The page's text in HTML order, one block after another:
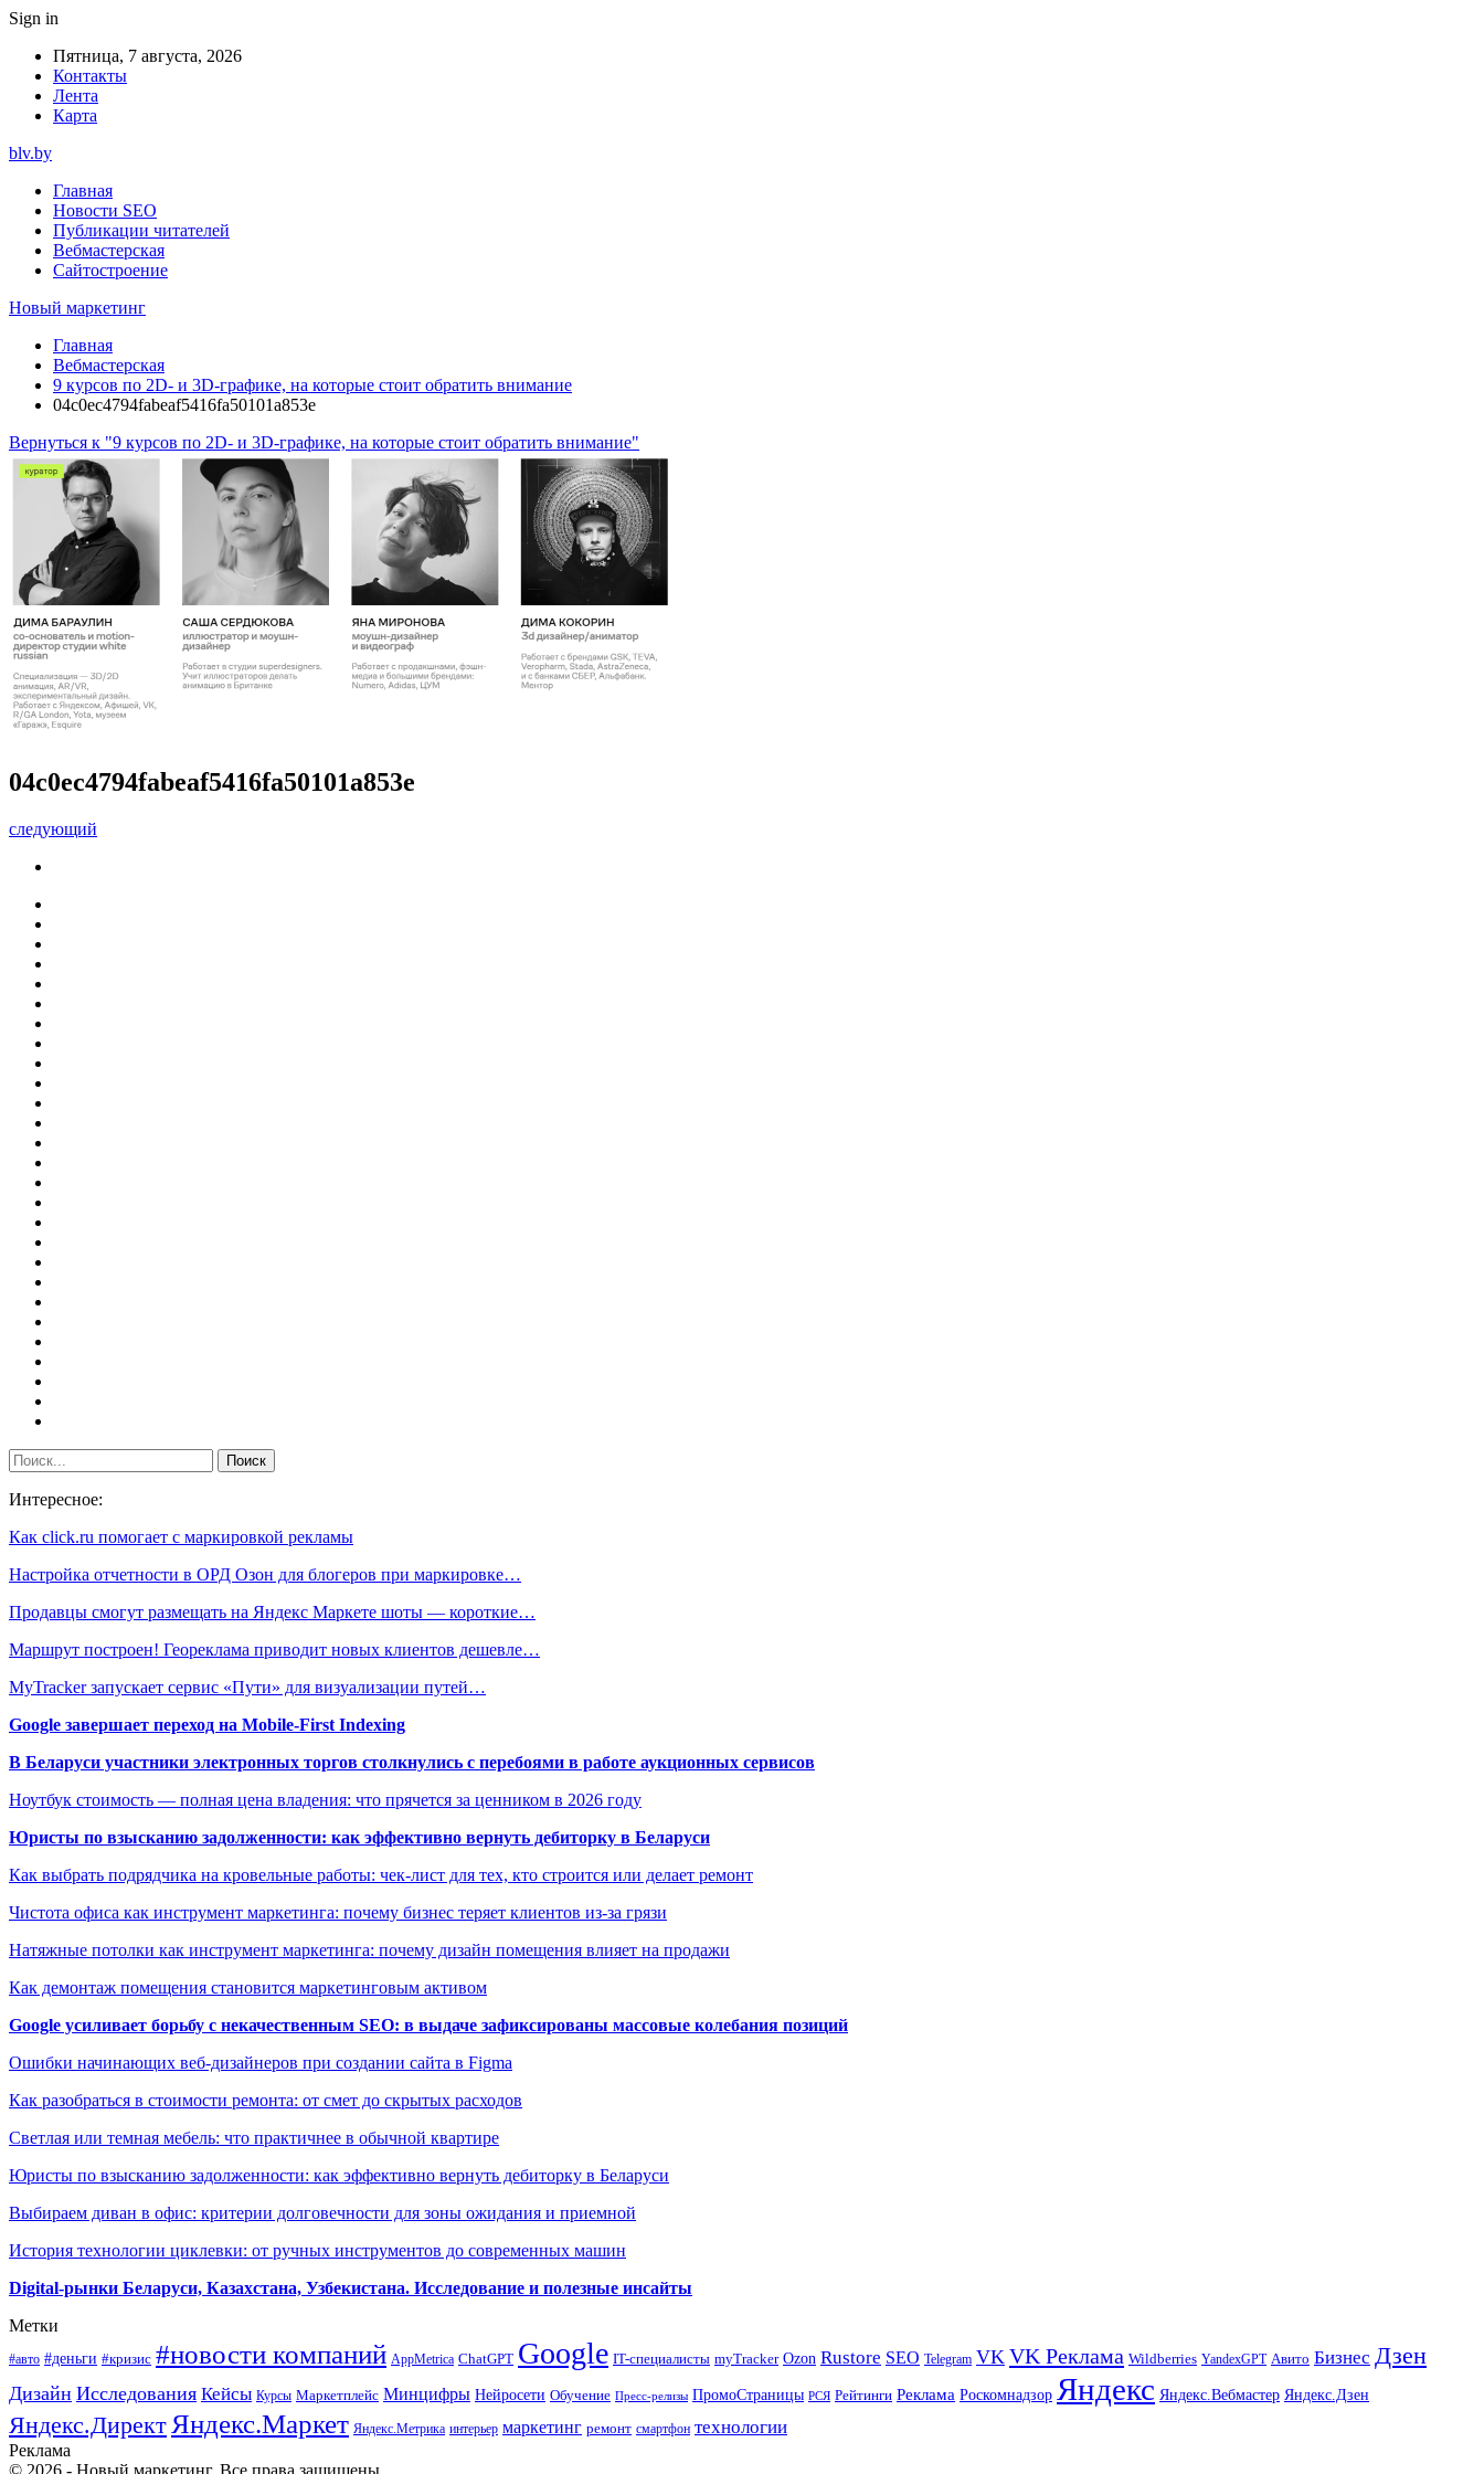
Sign in
Пятница, 7 августа, 2026
Контакты
Лента
Карта
blv.by
Главная
Новости SEO
Публикации читателей
Вебмастерская
Сайтостроение
Новый маркетинг
Главная
Вебмастерская
9 курсов по 2D- и 3D-графике, на которые стоит обратить внимание
04c0ec4794fabeaf5416fa50101a853e
Вернуться к "9 курсов по 2D- и 3D-графике, на которые стоит обратить внимание"
04c0ec4794fabeaf5416fa50101a853e
следующий
Интересное:
Как click.ru помогает с маркировкой рекламы
Настройка отчетности в ОРД Озон для блогеров при маркировке…
Продавцы смогут размещать на Яндекс Маркете шоты — короткие…
Маршрут построен! Геореклама приводит новых клиентов дешевле…
MyTracker запускает сервис «Пути» для визуализации путей…
Google завершает переход на Mobile-First Indexing
В Беларуси участники электронных торгов столкнулись с перебоями в работе аукционных сервисов
Ноутбук стоимость — полная цена владения: что прячется за ценником в 2026 году
Юристы по взысканию задолженности: как эффективно вернуть дебиторку в Беларуси
Как выбрать подрядчика на кровельные работы: чек-лист для тех, кто строится или делает ремонт
Чистота офиса как инструмент маркетинга: почему бизнес теряет клиентов из-за грязи
Натяжные потолки как инструмент маркетинга: почему дизайн помещения влияет на продажи
Как демонтаж помещения становится маркетинговым активом
Google усиливает борьбу с некачественным SEO: в выдаче зафиксированы массовые колебания позиций
Ошибки начинающих веб-дизайнеров при создании сайта в Figma
Как разобраться в стоимости ремонта: от смет до скрытых расходов
Светлая или темная мебель: что практичнее в обычной квартире
Юристы по взысканию задолженности: как эффективно вернуть дебиторку в Беларуси
Выбираем диван в офис: критерии долговечности для зоны ожидания и приемной
История технологии циклевки: от ручных инструментов до современных машин
Digital-рынки Беларуси, Казахстана, Узбекистана. Исследование и полезные инсайты
Метки
#авто #деньги #кризис #новости компаний AppMetrica ChatGPT Google IT-специалисты myTracker Ozon Rustore SEO Telegram VK VK Реклама Wildberries YandexGPT Авито Бизнес Дзен
Дизайн Исследования Кейсы Курсы Маркетплейс Минцифры Нейросети Обучение Пресс-релизы ПромоСтраницы РСЯ Рейтинги Реклама Роскомнадзор Яндекс Яндекс.Вебмастер Яндекс.Дзен
Яндекс.ДиректЯндекс.Маркет Яндекс.Метрика интерьер маркетинг ремонт смартфон технологии
Реклама
© 2026 - Новый маркетинг. Все права защищены.